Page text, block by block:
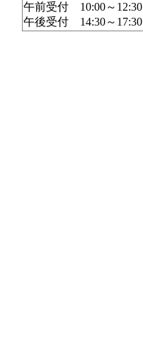
午前受付 10:00～12:30
午後受付 14:30～17:30